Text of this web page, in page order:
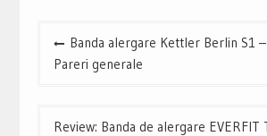
NavigareBanda alergare Kettler Berlin S1
Pareri generale
Review: Banda de alergare EVERFIT